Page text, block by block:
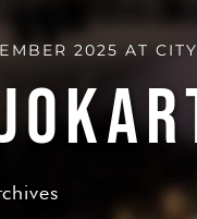
2025 AT